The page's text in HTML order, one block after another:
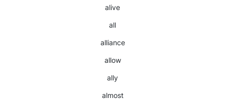
alive
all
alliance
allow
ally
almost